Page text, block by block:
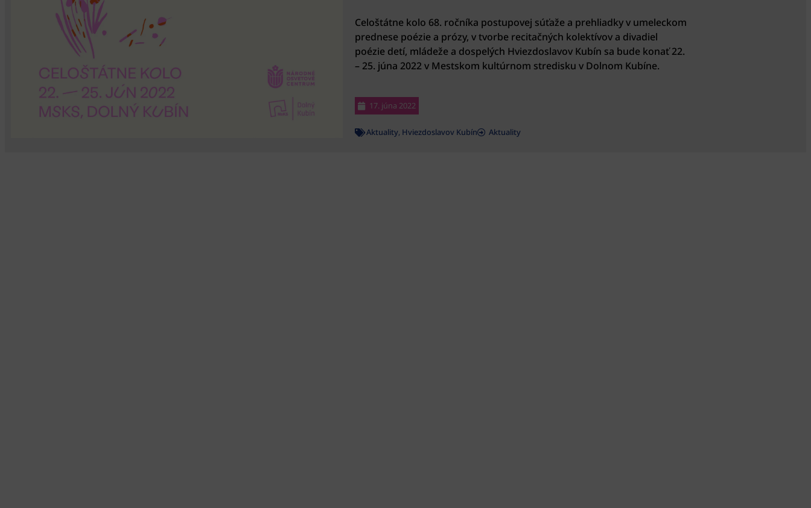
Celoštátne kolo 68. ročníka postupovej súťaže a prehliadky v umeleckom
prednese poézie a prózy, v tvorbe recitačných kolektívov a divadiel
poézie detí, mládeže a dospelých Hviezdoslavov Kubín sa bude konať 22.
– 25. júna 2022 v Mestskom kultúrnom stredisku v Dolnom Kubíne.
17. júna 2022
Aktuality, Hviezdoslavov Kubín Aktuality